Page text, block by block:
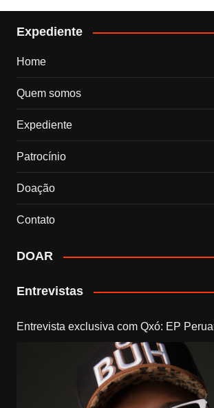
Expediente
Home
Quem somos
Expediente
Patrocínio
Doação
Contato
DOAR
Entrevistas
Entrevista exclusiva com Qxó: EP